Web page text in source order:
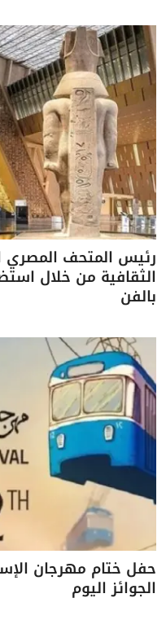
رئيس المتحف المصري
الثقافية من خلال
بالفن
حفل ختام مهرجان
الجوائز اليوم